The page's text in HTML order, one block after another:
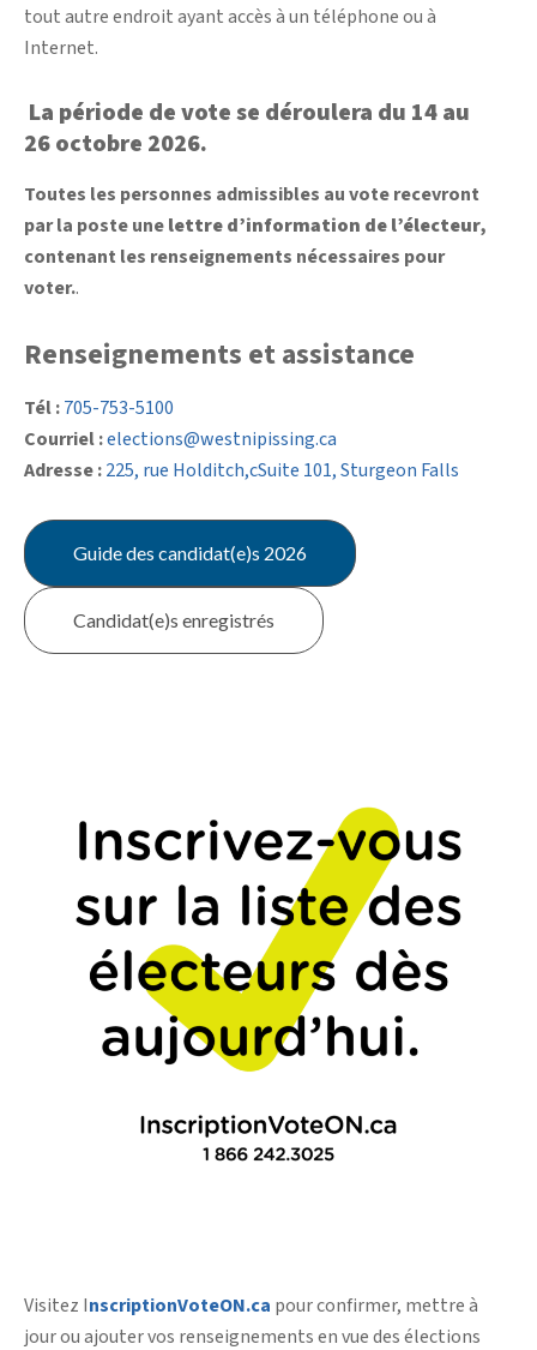
tout autre endroit ayant accès à un téléphone ou à
Internet.
La période de vote se déroulera du 14 au
26 octobre 2026.
Toutes les personnes admissibles au vote recevront
par la poste unelettre d’information de l’électeur,
contenant les renseignements nécessaires pour
voter..
Renseignements et assistance
Tél :705-753-5100
Courriel :elections@westnipissing.ca
Adresse :225, rue Holditch,cSuite 101, Sturgeon Falls
Guide des candidat(e)s 2026
Candidat(e)s enregistrés
Visitez InscriptionVoteON.ca pour confirmer, mettre à
jour ou ajouter vos renseignements en vue des élections